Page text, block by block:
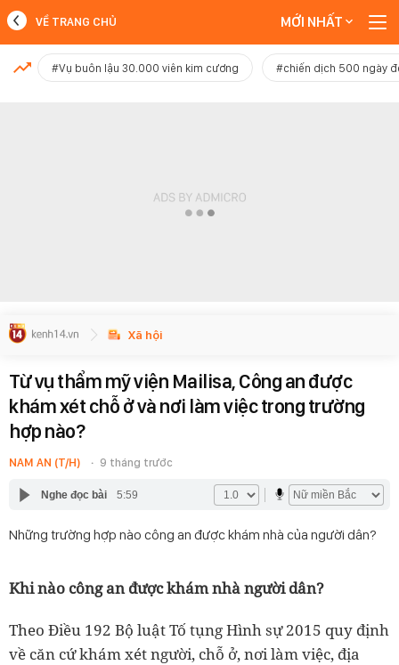
MỚI NHẤT
VỀ TRANG CHỦ MỚI NHẤT
#Vụ buôn lậu 30.000 viên kim cương #chiến dịch 500 ngày
Xã hội
Từ vụ thẩm mỹ viện Mailisa, Công an được
khám xét chỗ ở và nơi làm việc trong trường
hợp nào?
NAM AN (T/H) 9 tháng trước
Nghe đọc bài 5:59
Những trường hợp nào công an được khám nhà của người dân?
Khi nào công an được khám nhà người dân?
Theo Điều 192 Bộ luật Tố tụng Hình sự 2015 quy định
về căn cứ khám xét người, chỗ ở, nơi làm việc, địa